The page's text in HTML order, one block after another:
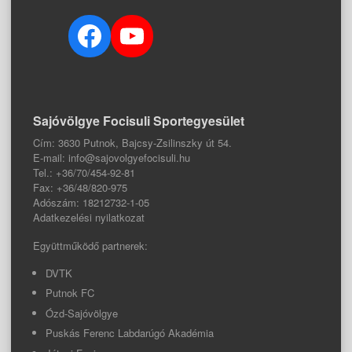
Facebook
YouTube
Sajóvölgye Focisuli Sportegyesület
Cím: 3630 Putnok, Bajcsy-Zsilinszky út 54.
E-mail: info@sajovolgyefocisuli.hu
Tel.: +36/70/454-92-81
Fax: +36/48/820-975
Adószám: 18212732-1-05
Adatkezelési nyilatkozat
Együttműködő partnerek:
DVTK
Putnok FC
Ózd-Sajóvölgye
Puskás Ferenc Labdarúgó Akadémia